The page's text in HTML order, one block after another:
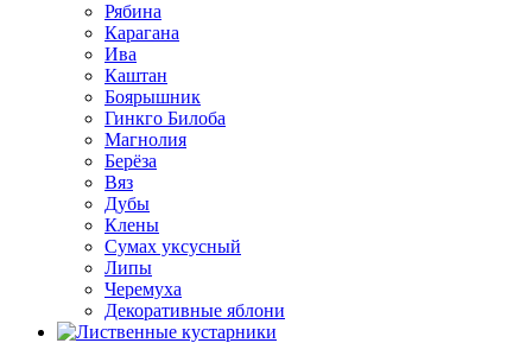
Рябина
Карагана
Ива
Каштан
Боярышник
Гинкго Билоба
Магнолия
Берёза
Вяз
Дубы
Клены
Сумах уксусный
Липы
Черемуха
Декоративные яблони